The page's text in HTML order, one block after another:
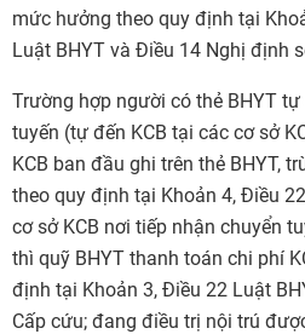
mức hưởng theo quy định tại
Luật BHYT và Điều 14 Nghị định
Trường hợp người có thẻ BHYT
tuyến (tự đến KCB tại các cơ sở
KCB ban đầu ghi trên thẻ BHYT,
theo quy định tại Khoản 4, Điều
cơ sở KCB nơi tiếp nhận chuyển
thì quỹ BHYT thanh toán chi phí
định tại Khoản 3, Điều 22 Luật
Cấp cứu; đang điều trị nội trú